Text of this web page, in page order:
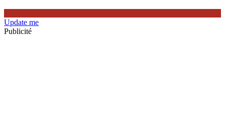
Update me
Publicité